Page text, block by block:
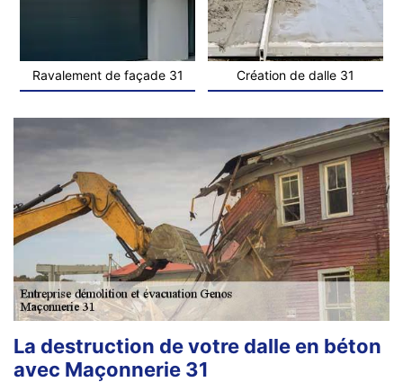
Ravalement de façade 31 Création de dalle 31
La destruction de votre dalle en béton
avec Maçonnerie 31